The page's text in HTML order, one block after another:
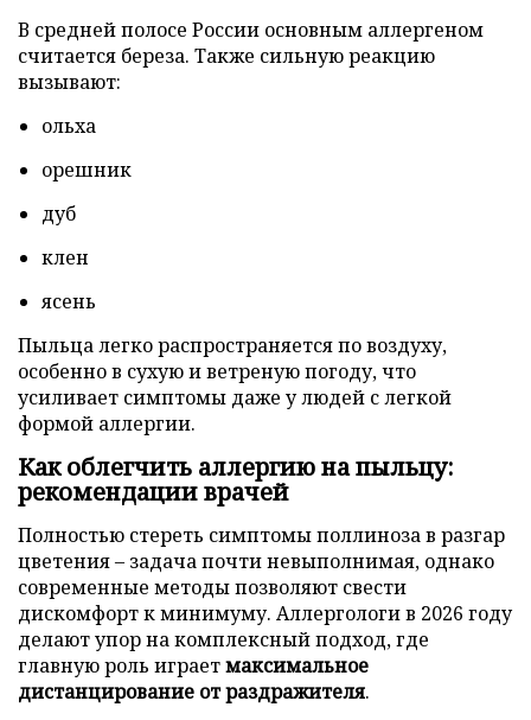
В средней полосе России основным аллергеном
считается береза. Также сильную реакцию
вызывают:
ольха
орешник
дуб
клен
ясень
Пыльца легко распространяется по воздуху,
особенно в сухую и ветреную погоду, что
усиливает симптомы даже у людей с легкой
формой аллергии.
Как облегчить аллергию на пыльцу:
рекомендации врачей
Полностью стереть симптомы поллиноза в разгар
цветения – задача почти невыполнимая, однако
современные методы позволяют свести
дискомфорт к минимуму. Аллергологи в 2026 году
делают упор на комплексный подход, где
главную роль играетмаксимальное
дистанцирование от раздражителя.